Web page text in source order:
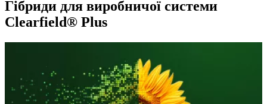
Гібриди для виробничої системи
Clearfield® Plus